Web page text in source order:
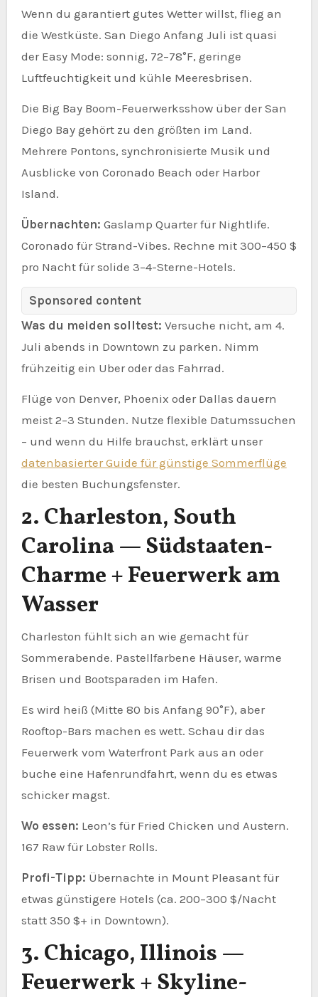
Wenn du garantiert gutes Wetter willst, flieg an
die Westküste. San Diego Anfang Juli ist quasi
der Easy Mode: sonnig, 72–78°F, geringe
Luftfeuchtigkeit und kühle Meeresbrisen.
Die Big Bay Boom-Feuerwerksshow über der San
Diego Bay gehört zu den größten im Land.
Mehrere Pontons, synchronisierte Musik und
Ausblicke von Coronado Beach oder Harbor
Island.
Übernachten: Gaslamp Quarter für Nightlife.
Coronado für Strand-Vibes. Rechne mit 300–450 $
pro Nacht für solide 3–4-Sterne-Hotels.
Sponsored content
Was du meiden solltest: Versuche nicht, am 4.
Juli abends in Downtown zu parken. Nimm
frühzeitig ein Uber oder das Fahrrad.
Flüge von Denver, Phoenix oder Dallas dauern
meist 2–3 Stunden. Nutze flexible Datumssuchen
– und wenn du Hilfe brauchst, erklärt unser
datenbasierter Guide für günstige Sommerflüge
die besten Buchungsfenster.
2. Charleston, South
Carolina — Südstaaten-
Charme + Feuerwerk am
Wasser
Charleston fühlt sich an wie gemacht für
Sommerabende. Pastellfarbene Häuser, warme
Brisen und Bootsparaden im Hafen.
Es wird heiß (Mitte 80 bis Anfang 90°F), aber
Rooftop-Bars machen es wett. Schau dir das
Feuerwerk vom Waterfront Park aus an oder
buche eine Hafenrundfahrt, wenn du es etwas
schicker magst.
Wo essen: Leon’s für Fried Chicken und Austern.
167 Raw für Lobster Rolls.
Profi-Tipp: Übernachte in Mount Pleasant für
etwas günstigere Hotels (ca. 200–300 $/Nacht
statt 350 $+ in Downtown).
3. Chicago, Illinois —
Feuerwerk + Skyline-